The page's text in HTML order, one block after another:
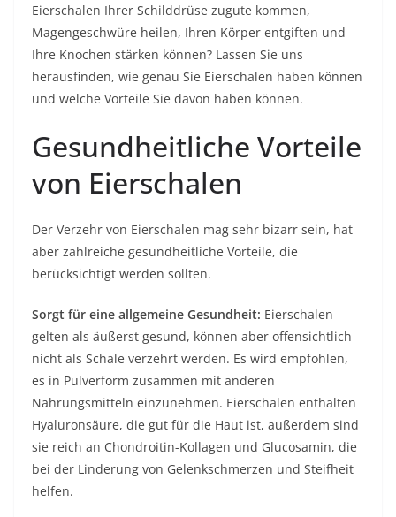
Eierschalen Ihrer Schilddrüse zugute kommen,
Magengeschwüre heilen, Ihren Körper entgiften und
Ihre Knochen stärken können? Lassen Sie uns
herausfinden, wie genau Sie Eierschalen haben können
und welche Vorteile Sie davon haben können.
Gesundheitliche Vorteile
von Eierschalen
Der Verzehr von Eierschalen mag sehr bizarr sein, hat
aber zahlreiche gesundheitliche Vorteile, die
berücksichtigt werden sollten.
Sorgt für eine allgemeine Gesundheit: Eierschalen
gelten als äußerst gesund, können aber offensichtlich
nicht als Schale verzehrt werden. Es wird empfohlen,
es in Pulverform zusammen mit anderen
Nahrungsmitteln einzunehmen. Eierschalen enthalten
Hyaluronsäure, die gut für die Haut ist, außerdem sind
sie reich an Chondroitin-Kollagen und Glucosamin, die
bei der Linderung von Gelenkschmerzen und Steifheit
helfen.